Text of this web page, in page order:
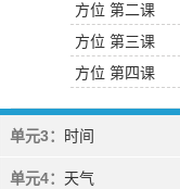
方位 第二课
方位 第三课
方位 第四课
单元3： 时间
单元4： 天气